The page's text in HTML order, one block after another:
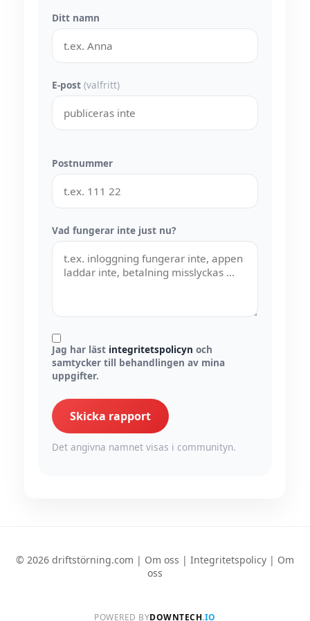
Ditt namn
E-post (valfritt)
Postnummer
Vad fungerar inte just nu?
Jag har läst integritetspolicyn och
samtycker till behandlingen av mina
uppgifter.
Skicka rapport
Det angivna namnet visas i communityn.
© 2026 driftstörning.com | Om oss | Integritetspolicy | Om
oss
POWERED BYDOWNTECH.IO